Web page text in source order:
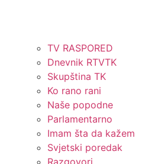
TV RASPORED
Dnevnik RTVTK
Skupština TK
Ko rano rani
Naše popodne
Parlamentarno
Imam šta da kažem
Svjetski poredak
Razgovori